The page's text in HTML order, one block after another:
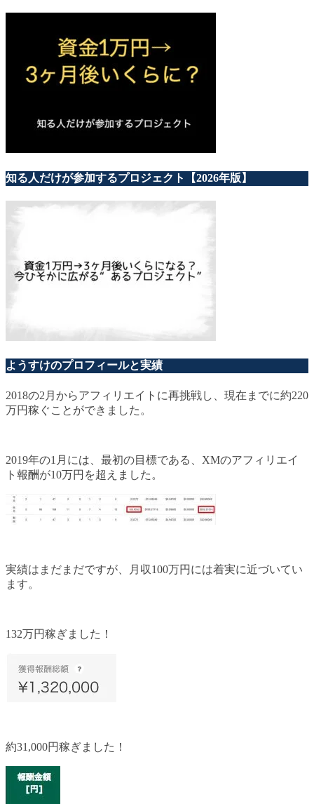
知る人だけが参加するプロジェクト【2026年版】
ようすけのプロフィールと実績
2018の2月からアフィリエイトに再挑戦し、現在までに約220
万円稼ぐことができました。
2019年の1月には、最初の目標である、XMのアフィリエイ
ト報酬が10万円を超えました。
実績はまだまだですが、月収100万円には着実に近づいてい
ます。
132万円稼ぎました！
約31,000円稼ぎました！